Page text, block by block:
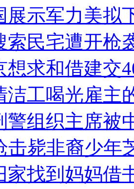
展示军力美拟
索民宅遭开枪
想求和借建交
洁工喝光雇主
警组织主席被
击毙非裔少年
家找到妈妈借